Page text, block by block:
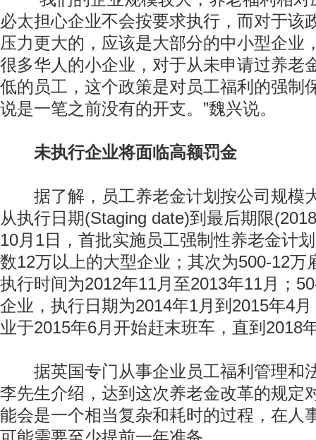
必太担心企业不会按要求执行，而对于该
压力更大的，应该是大部分的中小型企业
很多华人的小企业，对于从未申请过养老
低的员工，这个政策是对员工福利的强制
说是一笔之前没有的开支。”魏兴说。
未执行企业将面临高额罚金
据了解，员工养老金计划按公司规模
从执行日期(Staging date)到最后期限
10月1日，首批实施员工强制性养老金计
数12万以上的大型企业；其次为500-12万
执行时间为2012年11月至2013年11月；
企业，执行日期为2014年1月到2015年4
业于2015年6月开始赶末班车，直到2018
据英国专门从事企业员工福利管理和
李先生介绍，达到这次养老金改革的规定
能会是一个相当复杂和耗时的过程，在人